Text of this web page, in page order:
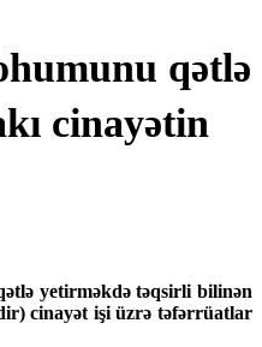
qətlə
cinayətin
yetirməkdə təqsirli bilinən
cinayət işi üzrə təfərrüatlar